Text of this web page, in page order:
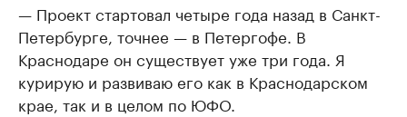
— Проект стартовал четыре года назад в Санкт-
Петербурге, точнее — в Петергофе. В
Краснодаре он существует уже три года. Я
курирую и развиваю его как в Краснодарском
крае, так и в целом по ЮФО.